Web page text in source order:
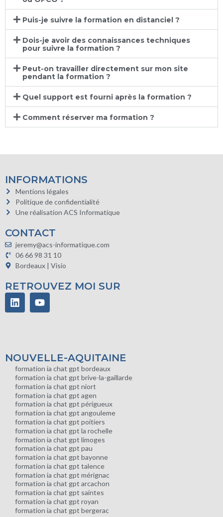
Puis-je suivre la formation en distanciel ?
Dois-je avoir des connaissances techniques
pour suivre la formation ?
Peut-on travailler directement sur mon site
pendant la formation ?
Quel support est fourni après la formation ?
Comment réserver ma formation ?
INFORMATIONS
Mentions légales
Politique de confidentialité
Une réalisation ACS Informatique
CONTACT
jeremy@acs-informatique.com
06 66 98 31 10
Bordeaux | Visio
RETROUVEZ MOI SUR
NOUVELLE-AQUITAINE
formation ia chat gpt bordeaux
formation ia chat gpt brive-la-gaillarde
formation ia chat gpt niort
formation ia chat gpt agen
formation ia chat gpt périgueux
formation ia chat gpt angouleme
formation ia chat gpt poitiers
formation ia chat gpt la rochelle
formation ia chat gpt limoges
formation ia chat gpt pau
formation ia chat gpt bayonne
formation ia chat gpt talence
formation ia chat gpt mérignac
formation ia chat gpt arcachon
formation ia chat gpt saintes
formation ia chat gpt royan
formation ia chat gpt bergerac